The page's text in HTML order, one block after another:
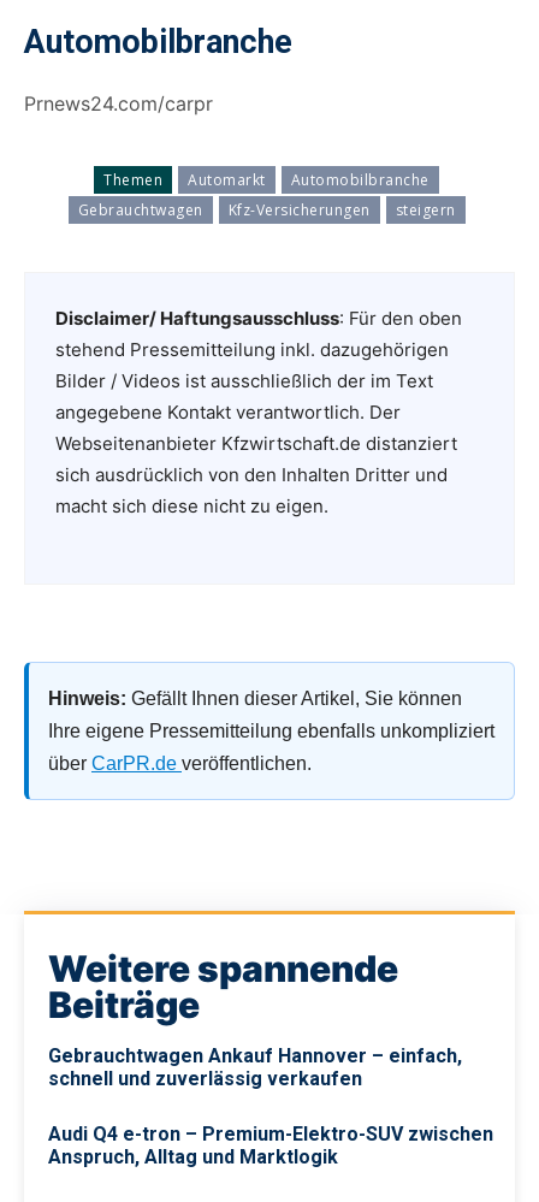
Automobilbranche
Prnews24.com/carpr
Themen Automarkt
Automobilbranche
Gebrauchtwagen
Kfz-Versicherungen steigern
Disclaimer/ Haftungsausschluss: Für den oben
stehend Pressemitteilung inkl. dazugehörigen
Bilder / Videos ist ausschließlich der im Text
angegebene Kontakt verantwortlich. Der
Webseitenanbieter Kfzwirtschaft.de distanziert
sich ausdrücklich von den Inhalten Dritter und
macht sich diese nicht zu eigen.
Hinweis: Gefällt Ihnen dieser Artikel, Sie können
Ihre eigene Pressemitteilung ebenfalls unkompliziert
über CarPR.de veröffentlichen.
Weitere spannende
Beiträge
Gebrauchtwagen Ankauf Hannover – einfach,
schnell und zuverlässig verkaufen
Audi Q4 e-tron – Premium-Elektro-SUV zwischen
Anspruch, Alltag und Marktlogik